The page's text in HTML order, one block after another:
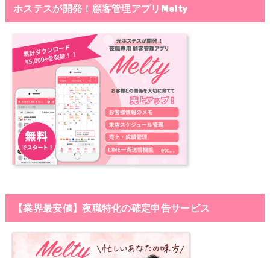
ホステスが開発！顧客管理アプリMelty
【業界最安値】夜職特化の確定申告サービス